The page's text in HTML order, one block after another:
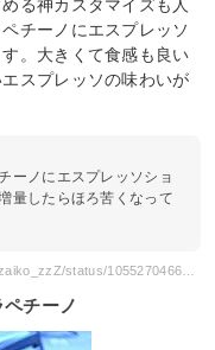
る神カスタマイズも人
チーノにエスプレッソ
。大きくて食感も良い
スプレッソの味わいが
ーノにエスプレッソショ
量したらほろ苦くなって
チーノ